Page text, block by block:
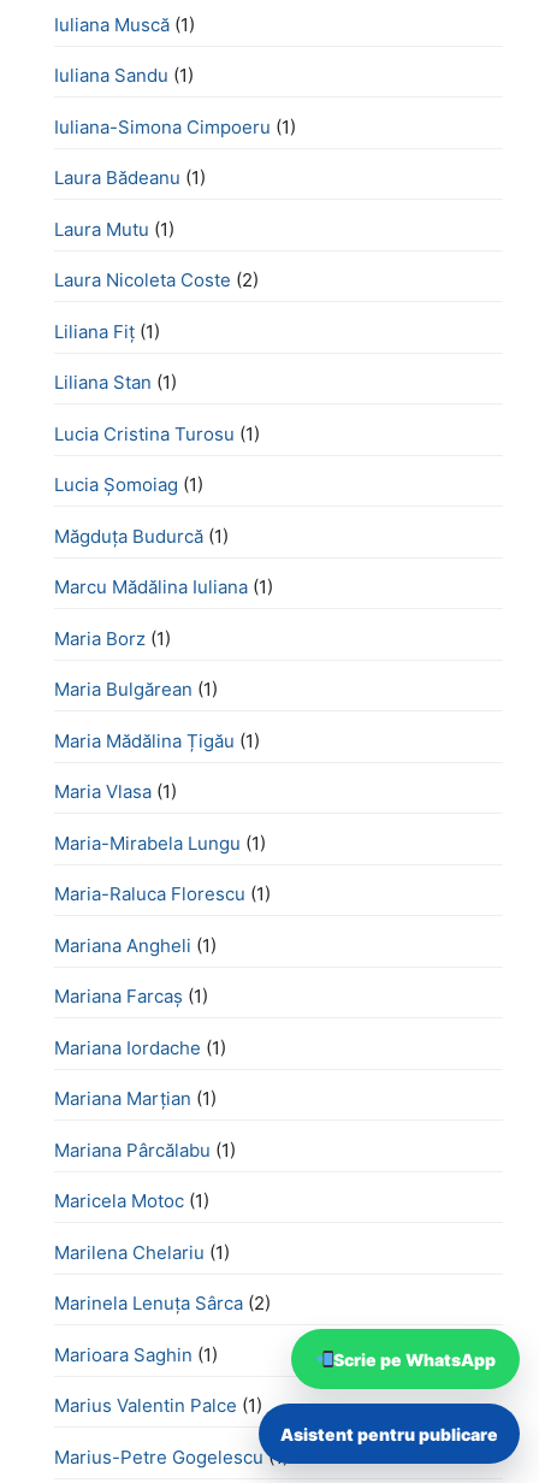
Iuliana Muscă (1)
Iuliana Sandu (1)
Iuliana-Simona Cimpoeru (1)
Laura Bădeanu (1)
Laura Mutu (1)
Laura Nicoleta Coste (2)
Liliana Fiț (1)
Liliana Stan (1)
Lucia Cristina Turosu (1)
Lucia Șomoiag (1)
Măgduța Budurcă (1)
Marcu Mădălina Iuliana (1)
Maria Borz (1)
Maria Bulgărean (1)
Maria Mădălina Țigău (1)
Maria Vlasa (1)
Maria-Mirabela Lungu (1)
Maria-Raluca Florescu (1)
Mariana Angheli (1)
Mariana Farcaș (1)
Mariana Iordache (1)
Mariana Marțian (1)
Mariana Pârcălabu (1)
Maricela Motoc (1)
Marilena Chelariu (1)
Marinela Lenuța Sârca (2)
Marioara Saghin (1)
Marius Valentin Palce (1)
Marius-Petre Gogelescu(1)
Scrie pe WhatsApp
Asistent pentru publicare